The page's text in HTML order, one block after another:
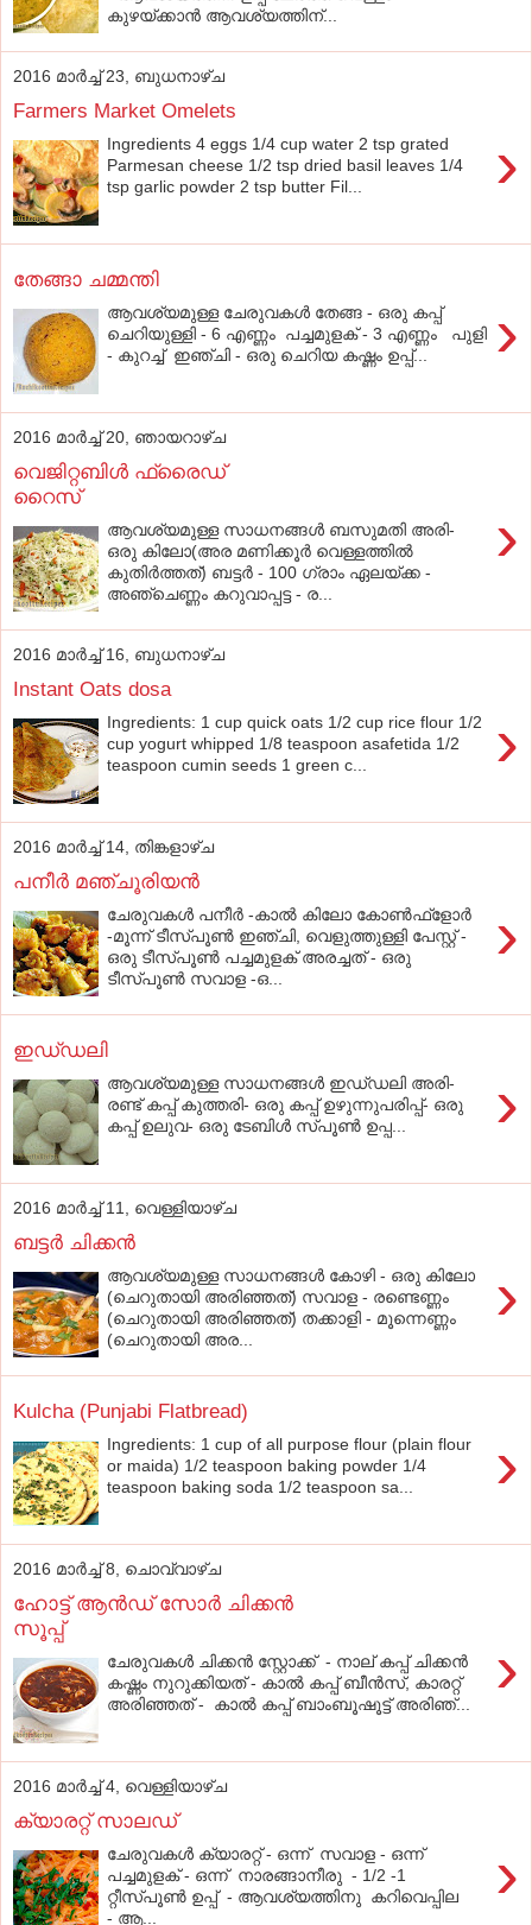
കുഴയ്ക്കാൻ ആവശ്യത്തിന്...
2016 മാർച്ച് 23, ബുധനാഴ്‌ച
Farmers Market Omelets
›
Ingredients 4 eggs 1/4 cup water 2 tsp grated
Parmesan cheese 1/2 tsp dried basil leaves 1/4
tsp garlic powder 2 tsp butter Fil...
തേങ്ങാ ചമ്മന്തി
›
ആവശ്യമുള്ള ചേരുവകൾ തേങ്ങ - ഒരു കപ്പ്
ചെറിയുള്ളി - 6 എണ്ണം പച്ചമുളക് - 3 എണ്ണം പുളി
- കുറച്ച് ഇഞ്ചി - ഒരു ചെറിയ കഷ്ണം ഉപ്പ്...
2016 മാർച്ച് 20, ഞായറാഴ്‌ച
വെജിറ്റബിൾ ഫ്രൈഡ്
റൈസ്
›
ആവശ്യമുള്ള സാധനങ്ങൾ ബസുമതി അരി-
ഒരു കിലോ(അര മണിക്കൂർ വെള്ളത്തിൽ
കുതിർത്തത്) ബട്ടർ - 100 ഗ്രാം ഏലയ്ക്ക -
അഞ്ചെണ്ണം കറുവാപ്പട്ട - ര...
2016 മാർച്ച് 16, ബുധനാഴ്‌ച
Instant Oats dosa
›
Ingredients: 1 cup quick oats 1/2 cup rice flour 1/2
cup yogurt whipped 1/8 teaspoon asafetida 1/2
teaspoon cumin seeds 1 green c...
2016 മാർച്ച് 14, തിങ്കളാഴ്‌ച
പനീർ മഞ്ചൂരിയൻ
›
ചേരുവകൾ പനീർ -കാൽ കിലോ കോൺഫ്ളോർ
-മൂന്ന് ടീസ്പൂൺ ഇഞ്ചി, വെളുത്തുള്ളി പേസ്റ്റ് -
ഒരു ടീസ്പൂൺ പച്ചമുളക് അരച്ചത് - ഒരു
ടീസ്പൂൺ സവാള -ഒ...
ഇഡ്‌ഡലി
›
ആവശ്യമുള്ള സാധനങ്ങള്‍ ഇഡ്‌ഡലി അരി-
രണ്ട്‌ കപ്പ്‌ കുത്തരി- ഒരു കപ്പ്‌ ഉഴുന്നുപരിപ്പ്‌- ഒരു
കപ്പ്‌ ഉലുവ- ഒരു ടേബിള്‍ സ്‌പൂണ്‍ ഉപ്പ...
2016 മാർച്ച് 11, വെള്ളിയാഴ്‌ച
ബട്ടർ ചിക്കൻ
›
ആവശ്യമുള്ള സാധനങ്ങൾ കോഴി - ഒരു കിലോ
(ചെറുതായി അരിഞ്ഞത്) സവാള - രണ്ടെണ്ണം
(ചെറുതായി അരിഞ്ഞത്) തക്കാളി - മൂന്നെണ്ണം
(ചെറുതായി അര...
Kulcha (Punjabi Flatbread)
›
Ingredients: 1 cup of all purpose flour (plain flour
or maida) 1/2 teaspoon baking powder 1/4
teaspoon baking soda 1/2 teaspoon sa...
2016 മാർച്ച് 8, ചൊവ്വാഴ്ച
ഹോട്ട് ആൻഡ് സോർ ചിക്കൻ
സൂപ്പ്
›
ചേരുവകൾ ചിക്കൻ സ്റ്റോക്ക് - നാല് കപ്പ് ചിക്കൻ
കഷ്ണം നുറുക്കിയത് - കാൽ കപ്പ് ബീൻസ്, കാരറ്റ്
അരിഞ്ഞത് - കാൽ കപ്പ് ബാംബൂഷൂട്ട് അരിഞ്...
2016 മാർച്ച് 4, വെള്ളിയാഴ്‌ച
ക്യാരറ്റ് സാലഡ്
›
ചേരുവകൾ ക്യാരറ്റ് - ഒന്ന് സവാള - ഒന്ന്
പച്ചമുളക് - ഒന്ന് നാരങ്ങാനീരു - 1/2 -1
റ്റീസ്പൂൺ ഉപ്പ് - ആവശ്യത്തിനു കറിവെപ്പില
- ആ...